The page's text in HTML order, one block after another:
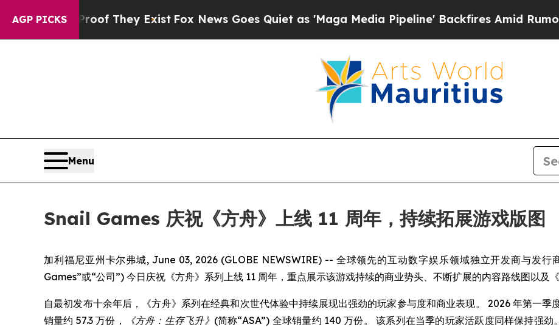
AGP PICKS
no Proof They Exist Fox News Goes Quiet as 'Maga Media Pipeline' Backfires Amid Rumors
Menu
Snail Games 庆祝《方舟》上线 11 周年，持续拓展游戏版图
加利福尼亚州卡尔弗城, June 03, 2026 (GLOBE NEWSWIRE) -- 全球领先的互动数字娱乐领域独立开发商与发
Games”或“公司”) 今日庆祝《方舟》系列上线 11 周年，重点展示该游戏持续的商业势头、不断扩展的内容路线图以及
自最初发布十余年后，《方舟》系列在经典和次世代体验中持续展现出强劲的玩家参与度和商业表现。 2026 年第一季
销量约 57.3 万份，
《方舟：生存飞升》 (简称“ASA”) 全球销量约 140 万份。 该系列在当季的玩家活跃度同样保持强